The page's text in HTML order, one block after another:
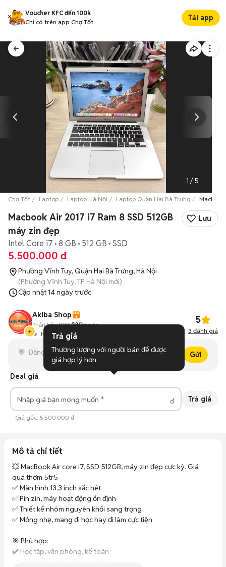
Voucher KFC đến 100k
Chỉ có trên app Chợ Tốt
Tải app
1 /5
Chợ Tốt Laptop Laptop Hà Nội Laptop Quận Hai Bà Trưng Macbook
Macbook Air 2017 i7 Ram 8 SSD 512GB
máy zin đẹp
Lưu
Intel Core i7 8 GB 512 GB SSD
5.500.000 đ
Phường Vĩnh Tuy, Quận Hai Bà Trưng, Hà Nội
(Phường Vĩnh Tuy, TP Hà Nội mới)
Cập nhật14 ngày trước
Akiba Shop
Hoạt động 3 phút trước
Phản hồi: 93%23Đã bán 5
3 đánh giá
Gửi
Deal giá
Nhập giá bạn mong muốn đ Trả giá
Giá gốc: 5.500.000 đ
Mô tả chi tiết
💥 MacBook Air core i7, SSD 512GB, máy zin đẹp cực kỳ. Giá
quá thơm 5tr5
✅ Màn hình 13.3 inch sắc nét
✅ Pin zin, máy hoạt động ổn định
✅ Thiết kế nhôm nguyên khối sang trọng
✅ Mỏng nhẹ, mang đi học hay đi làm cực tiện
🎯 Phù hợp:
✔️ Học tập, văn phòng, kế toán
✔️ Lập trình cơ bản, học online
Trả giá
Thương lượng với người bán để được
giá hợp lý hơn